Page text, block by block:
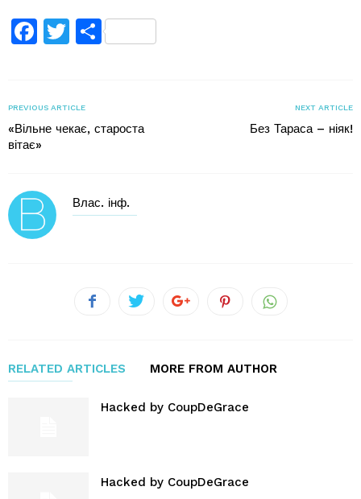
Facebook
TwitterПоділитися
PREVIOUS ARTICLE
«Вільне чекає, староста
вітає»
NEXT ARTICLE
Без Тараса – ніяк!
Влас. інф.
RELATED ARTICLES MORE FROM AUTHOR
Hacked by CoupDeGrace
Hacked by CoupDeGrace